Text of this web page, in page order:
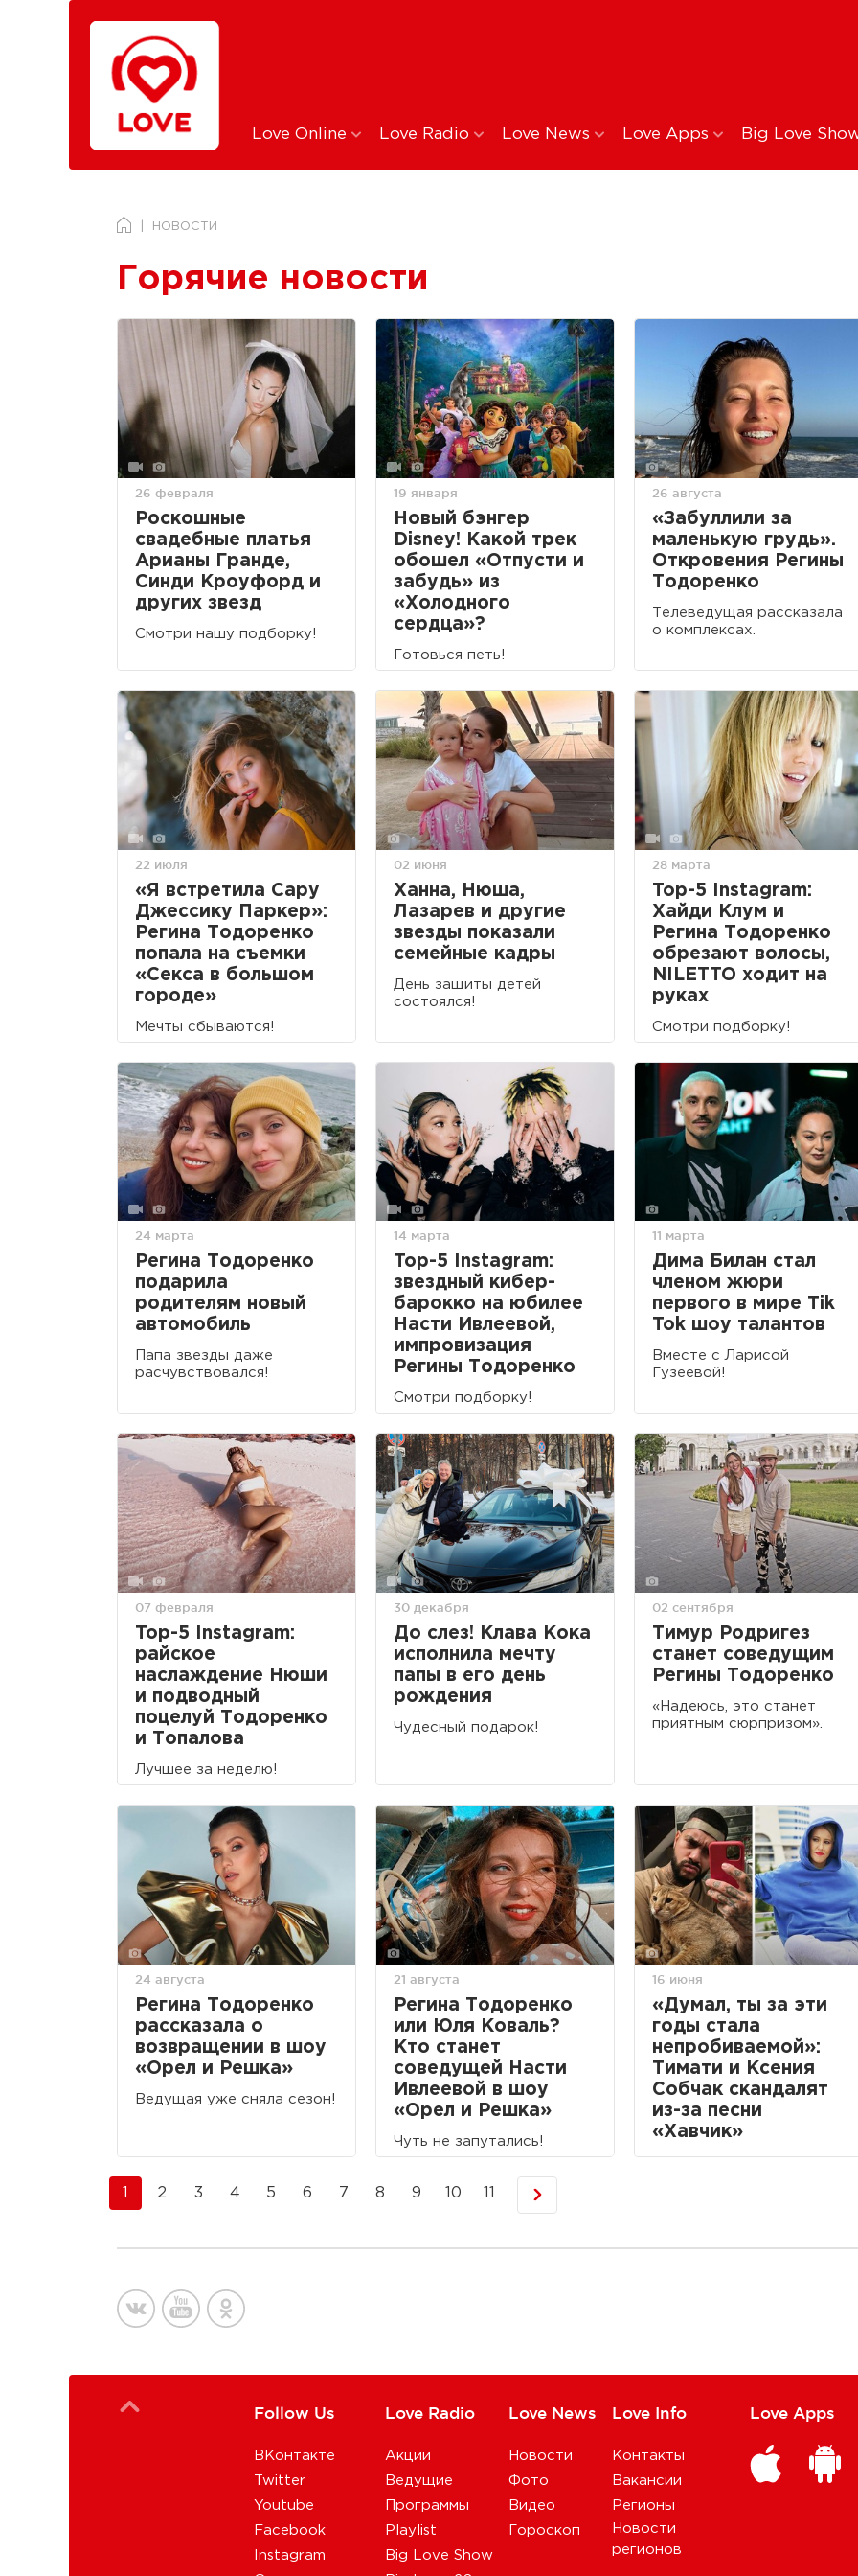
Love Online Love Radio Love News Love Apps Big Love
НОВОСТИ
Горячие новости
26 февраля
Роскошные
свадебные платья
Арианы Гранде,
Синди Кроуфорд и
других звезд
Смотри нашу подборку!
19 января
Новый бэнгер
Disney! Какой трек
обошел «Отпусти и
забудь» из
«Холодного
сердца»?
Готовься петь!
26 августа
«Забуллили за
маленькую грудь».
Откровения Регины
Тодоренко
Телеведущая рассказала
о комплексах.
22 июля
«Я встретила Сару
Джессику Паркер»:
Регина Тодоренко
попала на съемки
«Секса в большом
городе»
Мечты сбываются!
02 июня
Ханна, Нюша,
Лазарев и другие
звезды показали
семейные кадры
День защиты детей
состоялся!
28 марта
Top-5 Instagram:
Хайди Клум и
Регина Тодоренко
обрезают волосы,
NILETTO ходит на
руках
Смотри подборку!
24 марта
Регина Тодоренко
подарила
родителям новый
автомобиль
Папа звезды даже
расчувствовался!
14 марта
Top-5 Instagram:
звездный кибер-
барокко на юбилее
Насти Ивлеевой,
импровизация
Регины Тодоренко
Смотри подборку!
11 марта
Дима Билан стал
членом жюри
первого в мире Tik
Tok шоу талантов
Вместе с Ларисой
Гузеевой!
07 февраля
Top-5 Instagram:
райское
наслаждение Нюши
и подводный
поцелуй Тодоренко
и Топалова
Лучшее за неделю!
30 декабря
До слез! Клава Кока
исполнила мечту
папы в его день
рождения
Чудесный подарок!
02 сентября
Тимур Родригез
станет соведущим
Регины Тодоренко
«Надеюсь, это станет
приятным сюрпризом».
24 августа
Регина Тодоренко
рассказала о
возвращении в шоу
«Орел и Решка»
Ведущая уже сняла сезон!
21 августа
Регина Тодоренко
или Юля Коваль?
Кто станет
соведущей Насти
Ивлеевой в шоу
«Орел и Решка»
Чуть не запутались!
16 июня
«Думал, ты за эти
годы стала
непробиваемой»:
Тимати и Ксения
Собчак скандалят
из-за песни
«Хавчик»
2 3 4 5 6 7 8 9 10
Follow Us
ВКонтакте
Twitter
Youtube
Facebook
Instagram
Love Radio
Акции
Ведущие
Программы
Playlist
Big Love Show
Love News
Новости
Фото
Видео
Гороскоп
Love Info
Контакты
Вакансии
Регионы
Новости
регионов
Love Apps